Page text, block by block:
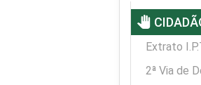
pan_tool
Extrato
2ª Via de